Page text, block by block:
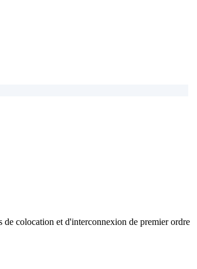
de colocation et d'interconnexion de premier ordre